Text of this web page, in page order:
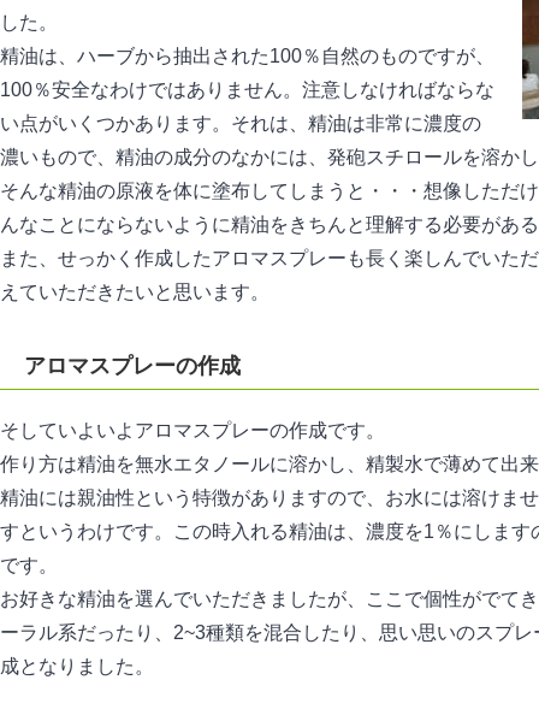
した。
精油は、ハーブから抽出された100％自然のものですが、
100％安全なわけではありません。注意しなければならな
い点がいくつかあります。それは、精油は非常に濃度の
濃いもので、精油の成分のなかには、発砲スチロールを溶か
そんな精油の原液を体に塗布してしまうと・・・想像しただ
んなことにならないように精油をきちんと理解する必要があ
また、せっかく作成したアロマスプレーも長く楽しんでいた
えていただきたいと思います。
アロマスプレーの作成
そしていよいよアロマスプレーの作成です。
作り方は精油を無水エタノールに溶かし、精製水で薄めて出
精油には親油性という特徴がありますので、お水には溶けま
すというわけです。この時入れる精油は、濃度を1％にしま
です。
お好きな精油を選んでいただきましたが、ここで個性がでて
ーラル系だったり、2~3種類を混合したり、思い思いのスプ
成となりました。